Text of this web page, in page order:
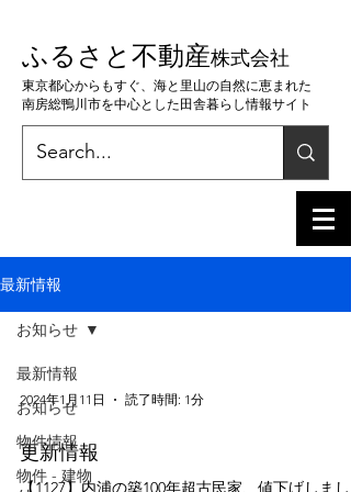
ふるさと不動産株式会社
東京都心からもすぐ、海と里山の自然に恵まれた
南房総鴨川市を中心とした田舎暮らし情報サイト
最新情報
最新情報
お知らせ
物件情報
物件 - 建物
お知らせ
2024年1月11日 読了時間: 1分
更新情報
【1127】内浦の築100年超古民家、値下げしまし